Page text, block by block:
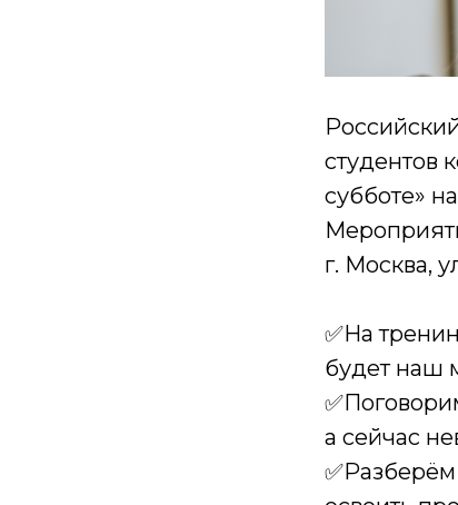
студентов
субботе»
г. Москва,
✅На
будет наш
а сейчас